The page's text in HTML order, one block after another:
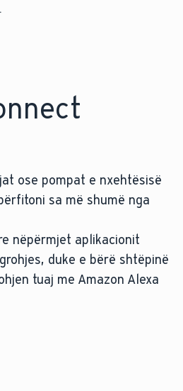
ose pompat e nxehtësisë
sa më shumë nga
nëpërmjet aplikacionit
duke e bërë shtëpinë
tuaj me Amazon Alexa